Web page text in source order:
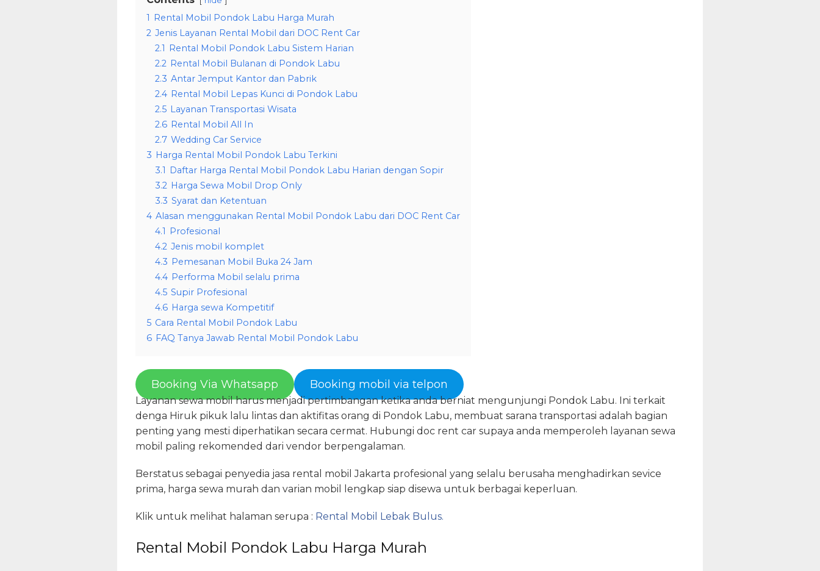
1 Rental Mobil Pondok Labu Harga Murah
2 Jenis Layanan Rental Mobil dari DOC Rent Car
2.1 Rental Mobil Pondok Labu Sistem Harian
2.2 Rental Mobil Bulanan di Pondok Labu
2.3 Antar Jemput Kantor dan Pabrik
2.4 Rental Mobil Lepas Kunci di Pondok Labu
2.5 Layanan Transportasi Wisata
2.6 Rental Mobil All In
2.7 Wedding Car Service
3 Harga Rental Mobil Pondok Labu Terkini
3.1 Daftar Harga Rental Mobil Pondok Labu Harian dengan Sopir
3.2 Harga Sewa Mobil Drop Only
3.3 Syarat dan Ketentuan
4 Alasan menggunakan Rental Mobil Pondok Labu dari DOC Rent Car
4.1 Profesional
4.2 Jenis mobil komplet
4.3 Pemesanan Mobil Buka 24 Jam
4.4 Performa Mobil selalu prima
4.5 Supir Profesional
4.6 Harga sewa Kompetitif
5 Cara Rental Mobil Pondok Labu
6 FAQ Tanya Jawab Rental Mobil Pondok Labu
Booking Via Whatsapp Booking mobil via telpon
Layanan sewa mobil harus menjadi pertimbangan ketika anda berniat mengunjungi Pondok Labu. Ini terkait
denga Hiruk pikuk lalu lintas dan aktifitas orang di Pondok Labu, membuat sarana transportasi adalah bagian
penting yang mesti diperhatikan secara cermat. Hubungi doc rent car supaya anda memperoleh layanan sewa
mobil paling rekomended dari vendor berpengalaman.
Berstatus sebagai penyedia jasa rental mobil Jakarta profesional yang selalu berusaha menghadirkan sevice
prima, harga sewa murah dan varian mobil lengkap siap disewa untuk berbagai keperluan.
Klik untuk melihat halaman serupa : Rental Mobil Lebak Bulus.
Rental Mobil Pondok Labu Harga Murah